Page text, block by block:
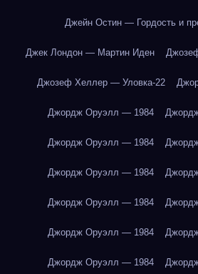
Джейн Остин — Гордость и
Джек Лондон — Мартин Иден
Джозеф Хеллер — Уловка-22
Джордж Оруэлл — 1984
Джордж Оруэлл — 1984
Джордж Оруэлл — 1984
Джордж Оруэлл — 1984
Джордж Оруэлл — 1984
Джордж Оруэлл — 1984